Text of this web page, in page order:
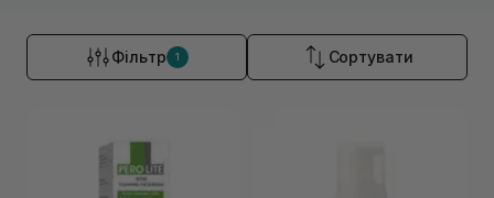
Фільтр 1 Сортувати